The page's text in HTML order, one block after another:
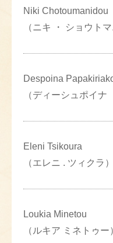
Niki Chotoumanidou
（ニキ ・ ショウトマ
Despoina
（ディーシュポイナ
Eleni Tsikoura
（エレニ . ツィクラ）
Loukia Minetou
（ルキア ミネトゥー